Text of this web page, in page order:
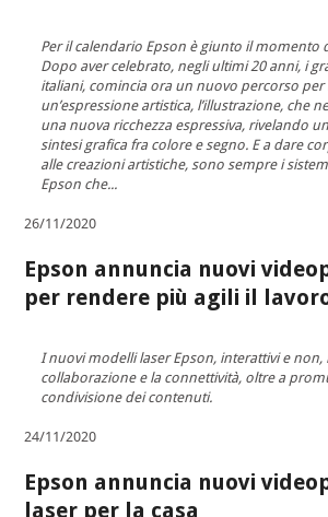
Per il calendario Epson è giunto il momento
Dopo aver celebrato, negli ultimi 20 anni, i
italiani, comincia ora un nuovo percorso per
un’espressione artistica, l’illustrazione, che
una nuova ricchezza espressiva, rivelando
sintesi grafica fra colore e segno. E a dare
alle creazioni artistiche, sono sempre i
Epson che...
26/11/2020
Epson annuncia nuovi
per rendere più agili il
I nuovi modelli laser Epson, interattivi e
collaborazione e la connettività, oltre a
condivisione dei contenuti.
24/11/2020
Epson annuncia nuovi
laser per la casa